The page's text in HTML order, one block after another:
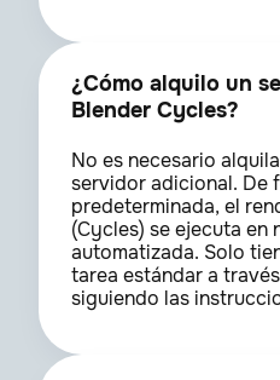
¿Cómo alquilo un
Blender Cycles?
No es necesario
servidor adicional. De
predeterminada, el
(Cycles) se ejecuta en
automatizada. Solo
tarea estándar a
siguiendo las